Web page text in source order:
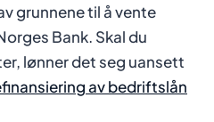
grunnene til å vente
Bank. Skal du
lønner det seg uansett
av bedriftslån